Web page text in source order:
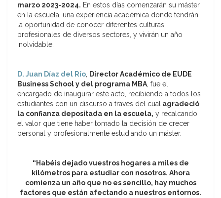
marzo 2023-2024. En estos días comenzarán su máster
en la escuela, una experiencia académica donde tendrán
la oportunidad de conocer diferentes culturas,
profesionales de diversos sectores, y vivirán un año
inolvidable.
D. Juan Díaz del Río, Director Académico de EUDE
Business School y del programa MBA, fue el
encargado de inaugurar este acto, recibiendo a todos los
estudiantes con un discurso a través del cual agradeció
la confianza depositada en la escuela, y recalcando
el valor que tiene haber tomado la decisión de crecer
personal y profesionalmente estudiando un máster.
“Habéis dejado vuestros hogares a miles de
kilómetros para estudiar con nosotros. Ahora
comienza un año que no es sencillo, hay muchos
factores que están afectando a nuestros entornos.